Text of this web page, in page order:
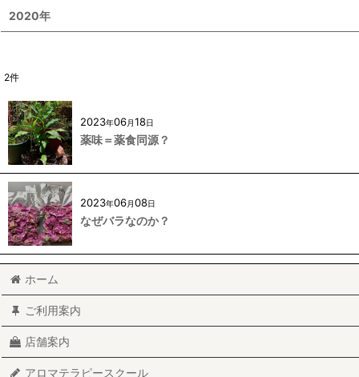
2件
2023年06月18日
薬味＝薬食同源？
2023年06月08日
なぜバラなのか？
2020年
ホーム
ご利用案内
店舗案内
アロマテラピースクール